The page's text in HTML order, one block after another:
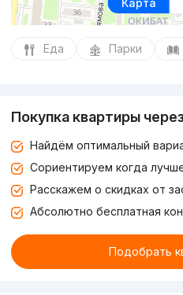
Карта
Еда Парки
Покупка квартиры
Найдём оптимальный
Сориентируем когда
Расскажем о скидках от
Абсолютно бесплатная
Подобрать